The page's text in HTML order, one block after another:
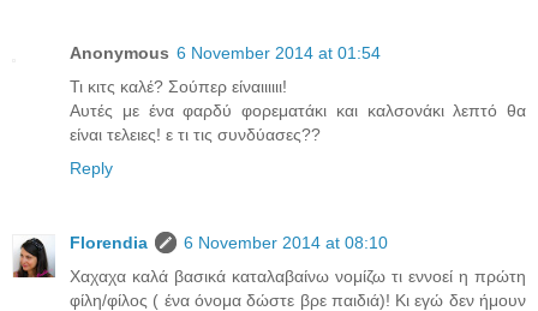
Anonymous 6 November 2014 at 01:54
Τι κιτς καλέ? Σούπερ είναιιιιιι!
Αυτές με ένα φαρδύ φορεματάκι και καλσονάκι λεπτό θα
είναι τελειες! ε τι τις συνδύασες??
Reply
Florendia
6 November 2014 at 08:10
Χαχαχα καλά βασικά καταλαβαίνω νομίζω τι εννοεί η πρώτη
φίλη/φίλος ( ένα όνομα δώστε βρε παιδιά)! Κι εγώ δεν ήμουν